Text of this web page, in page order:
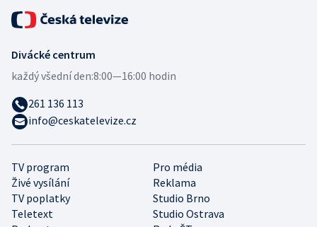
TV program
Pro média
Živé vysílání
Reklama
TV poplatky
Studio Brno
Teletext
Studio Ostrava
Divácké centrum
každý všední den:8:00—16:00 hodin
261 136 113
info@ceskatelevize.cz